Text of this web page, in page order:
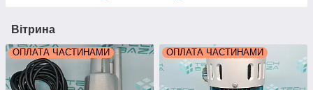
Вітрина
ОПЛАТА ЧАСТИНАМИ ОПЛАТА ЧАСТИНАМИ